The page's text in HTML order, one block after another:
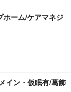
ホーム/ケアマネジ
イン・仮眠有/葛飾